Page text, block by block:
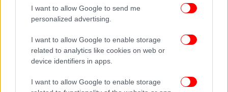
I want to allow Google to send me
personalized advertising.
I want to allow Google to enable storage
related to analytics like cookies on web or
device identifiers in apps.
I want to allow Google to enable storage
«Αυτό σημαίνει ότι έχω πλέον αρκετά χρήματα στις
επενδύσεις μου ώστε να μην χρειάζεται να
προσθέσω άλλα», λέει η Γκονζάλες, «και μπορώ να
συνταξιοδοτηθώ στην παραδοσιακή ηλικία των 65